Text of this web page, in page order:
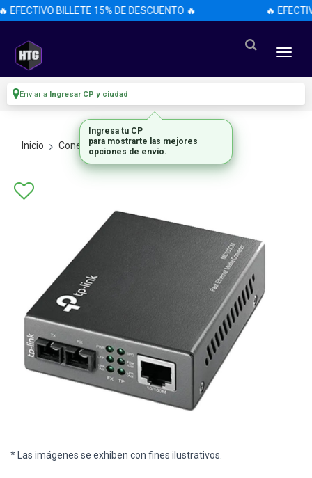
EFECTIVO BILLETE 15% DE DESCUENTO 🔥 🔥
Enviar a Ingresar CP y ciudad
Inicio Conectividad Y Redes Switches
* Las imágenes se exhiben con fines ilustrativos.
Ingresa tu CP
para mostrarte las mejores
opciones de envío.